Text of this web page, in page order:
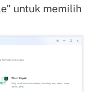
untuk memilih